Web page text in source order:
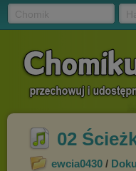
02
ewcia0430 /